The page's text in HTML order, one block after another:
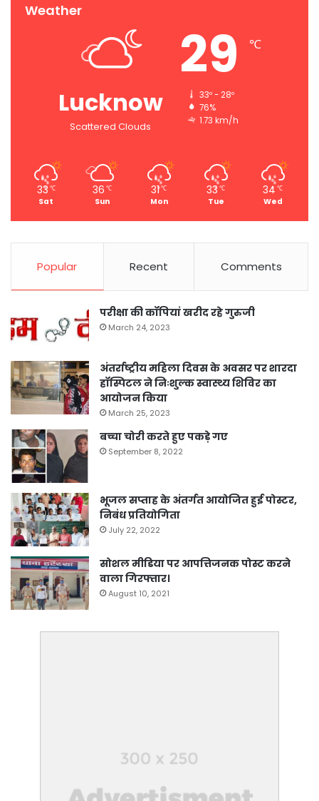
Weather
Lucknow
Scattered Clouds
29 ℃
33º - 28º
76%
1.73 km/h
33 ℃
Sat
36 ℃
Sun
31℃
Mon
33℃
Tue
34℃
Wed
Popular Recent Comments
परीक्षा की कॉपियां खरीद रहे गुरुजी
March 24, 2023
अंतर्राष्ट्रीय महिला दिवस के अवसर पर शारदा
हॉस्पिटल ने निःशुल्क स्वास्थ्य शिविर का
आयोजन किया
March 25, 2023
बच्चा चोरी करते हुए पकड़े गए
September 8, 2022
भूजल सप्ताह के अंतर्गत आयोजित हुई पोस्टर,
निबंध प्रतियोगिता
July 22, 2022
सोशल मीडिया पर आपत्तिजनक पोस्ट करने
वाला गिरफ्तार।
August 10, 2021